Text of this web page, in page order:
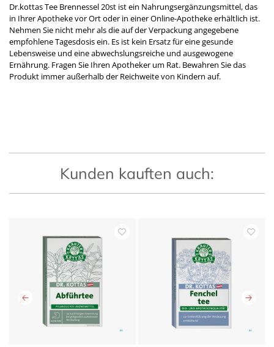
Dr.kottas Tee Brennessel 20st ist ein Nahrungsergänzungsmittel, das
in Ihrer Apotheke vor Ort oder in einer Online-Apotheke erhältlich ist.
Nehmen Sie nicht mehr als die auf der Verpackung angegebene
empfohlene Tagesdosis ein. Es ist kein Ersatz für eine gesunde
Lebensweise und eine abwechslungsreiche und ausgewogene
Ernährung. Fragen Sie Ihren Apotheker um Rat. Bewahren Sie das
Produkt immer außerhalb der Reichweite von Kindern auf.
Kunden kauften auch: